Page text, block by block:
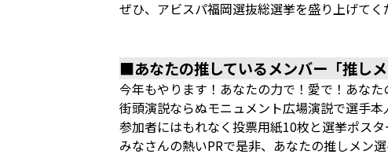
ぜひ、アビスパ福岡選抜総選挙を盛り上げてく
■あなたの推しているメンバー「推し
今年もやります！あなたの力で！愛で！あな
街頭演説ならぬモニュメント広場演説で選手
参加者にはもれなく投票用紙10枚と選挙ポスタ
みなさんの熱いPRで是非、あなたの推しメン